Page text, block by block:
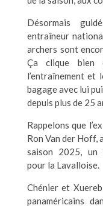
Désormais
entraîneur
archers sont
Ça clique bien
l’entraînement et
bagage avec lui
depuis plus de 25
Rappelons que
Ron Van der Hoff,
saison 2025, un
pour la Lavalloise.
Chénier et
panaméricains